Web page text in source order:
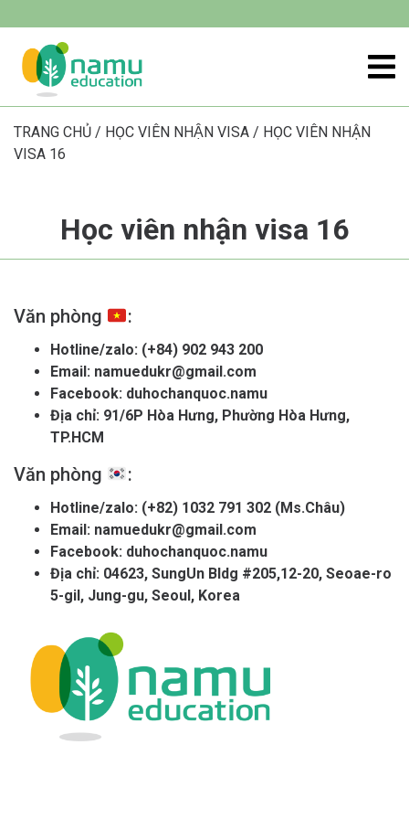
TRANG CHỦ / HỌC VIÊN NHẬN VISA / HỌC VIÊN NHẬN
VISA 16
Học viên nhận visa 16
Văn phòng :
Hotline/zalo: (+84) 902 943 200
Email: namuedukr@gmail.com
Facebook: duhochanquoc.namu
Địa chỉ: 91/6P Hòa Hưng, Phường Hòa Hưng,
TP.HCM
Văn phòng :
Hotline/zalo: (+82) 1032 791 302 (Ms.Châu)
Email: namuedukr@gmail.com
Facebook: duhochanquoc.namu
Địa chỉ: 04623, SungUn Bldg #205,12-20, Seoae-ro
5-gil, Jung-gu, Seoul, Korea